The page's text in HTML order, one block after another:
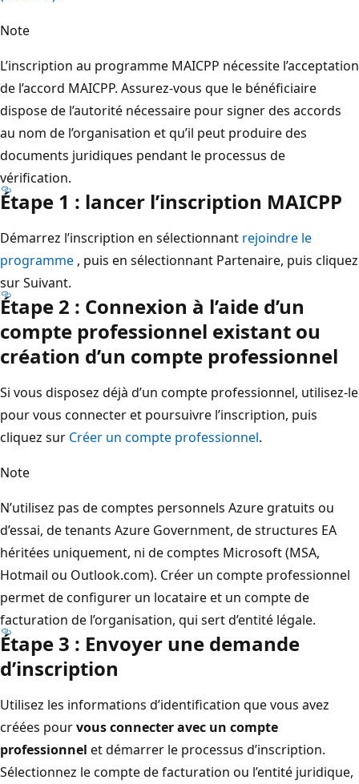
Note
L’inscription au programme MAICPP nécessite l’acceptation
de l’accord MAICPP. Assurez-vous que le bénéficiaire
dispose de l’autorité nécessaire pour signer des accords
au nom de l’organisation et qu’il peut produire des
documents juridiques pendant le processus de
vérification.
Étape 1 : lancer l’inscription MAICPP
Démarrez l’inscription en sélectionnant rejoindre le
programme , puis en sélectionnant Partenaire, puis cliquez
sur Suivant.
Étape 2 : Connexion à l’aide d’un
compte professionnel existant ou
création d’un compte professionnel
Si vous disposez déjà d’un compte professionnel, utilisez-le
pour vous connecter et poursuivre l’inscription, puis
cliquez sur Créer un compte professionnel.
Note
N’utilisez pas de comptes personnels Azure gratuits ou
d’essai, de tenants Azure Government, de structures EA
héritées uniquement, ni de comptes Microsoft (MSA,
Hotmail ou Outlook.com). Créer un compte professionnel
permet de configurer un locataire et un compte de
facturation de l’organisation, qui sert d’entité légale.
Étape 3 : Envoyer une demande
d’inscription
Utilisez les informations d’identification que vous avez
créées pourvous connecter avec un compte
professionnel et démarrer le processus d’inscription.
Sélectionnez le compte de facturation ou l’entité juridique,